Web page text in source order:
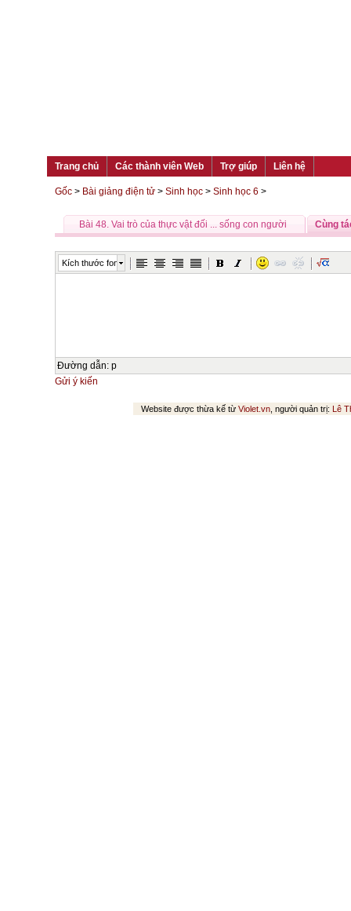
Trang chủ Các thành viên Web Trợ giúp Liên hệ
Gốc > Bài giảng điện tử > Sinh học > Sinh học 6 >
Bài 48. Vai trò của thực vật đối ... sống con người Cùng
Kích thước font
Đường dẫn: p
Gửi ý kiến
Website được thừa kế từ Violet.vn , người quản trị: Lê